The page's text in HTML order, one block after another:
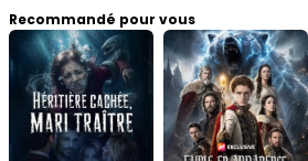
Recommandé pour vous